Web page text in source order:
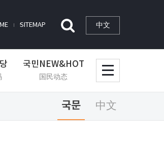
SITEMAP 中文
국민NEW&HOT
国民动态
국문 中文